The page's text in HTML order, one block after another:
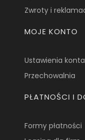
Zwroty i
MOJE KONTO
Ustawienia konta
Przechowalnia
PŁATNOŚCI I
Formy płatności